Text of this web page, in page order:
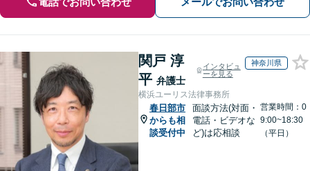
関戸 淳
平 弁護士
インタビュ
ーを見る
神奈川県
横浜ユーリス法律事務所
春日部市
からも相
談受付中
面談方法(対面・
電話・ビデオな
ど)は応相談
営業時間：0
9:00~18:30
（平日）